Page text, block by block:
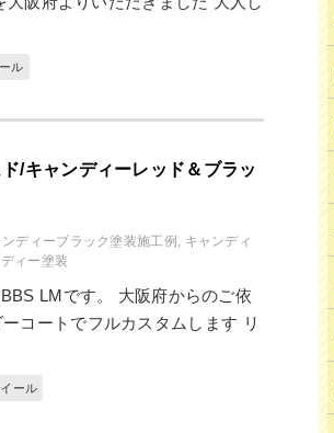
ル
/キャンディーレッド＆ブラッ
ディーブラック塗装施工例 , キャンディ
ィー塗装
LMです。 大阪府からのご依
コートでフルカスタムします リ
ール